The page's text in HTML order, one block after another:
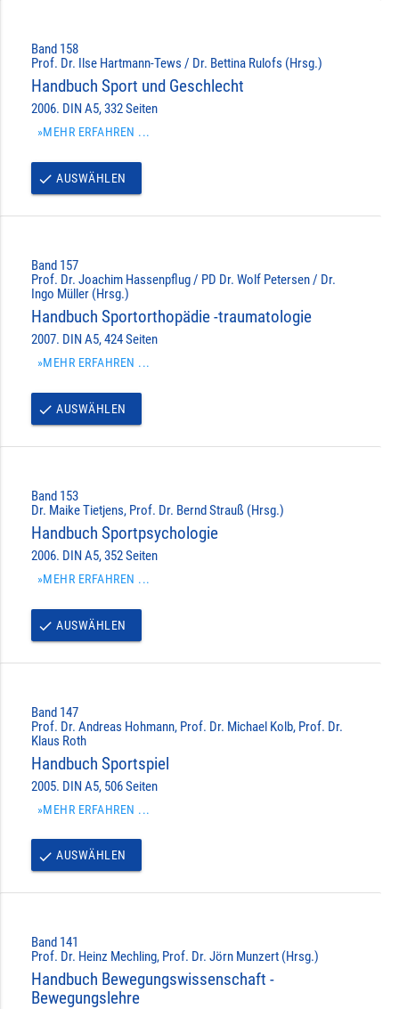
Band 158
Prof. Dr. Ilse Hartmann-Tews / Dr. Bettina Rulofs (Hrsg.)
Handbuch Sport und Geschlecht
2006. DIN A5, 332 Seiten
»MEHR ERFAHREN ...
done AUSWÄHLEN
Band 157
Prof. Dr. Joachim Hassenpflug / PD Dr. Wolf Petersen / Dr.
Ingo Müller (Hrsg.)
Handbuch Sportorthopädie -traumatologie
2007. DIN A5, 424 Seiten
»MEHR ERFAHREN ...
done AUSWÄHLEN
Band 153
Dr. Maike Tietjens, Prof. Dr. Bernd Strauß (Hrsg.)
Handbuch Sportpsychologie
2006. DIN A5, 352 Seiten
»MEHR ERFAHREN ...
done AUSWÄHLEN
Band 147
Prof. Dr. Andreas Hohmann, Prof. Dr. Michael Kolb, Prof. Dr.
Klaus Roth
Handbuch Sportspiel
2005. DIN A5, 506 Seiten
»MEHR ERFAHREN ...
done AUSWÄHLEN
Band 141
Prof. Dr. Heinz Mechling, Prof. Dr. Jörn Munzert (Hrsg.)
Handbuch Bewegungswissenschaft -
Bewegungslehre